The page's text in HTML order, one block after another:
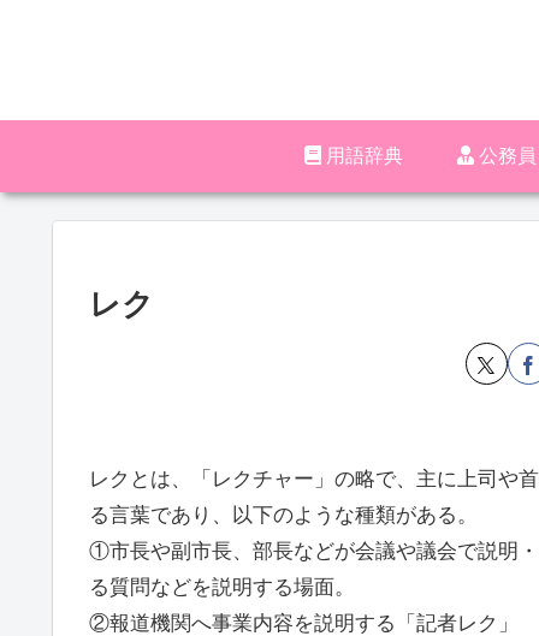
用語辞典 公務員
レク
レクとは、「レクチャー」の略で、主に上司や
る言葉であり、以下のような種類がある。
①市長や副市長、部長などが会議や議会で説明
る質問などを説明する場面。
②報道機関へ事業内容を説明する「記者レク」